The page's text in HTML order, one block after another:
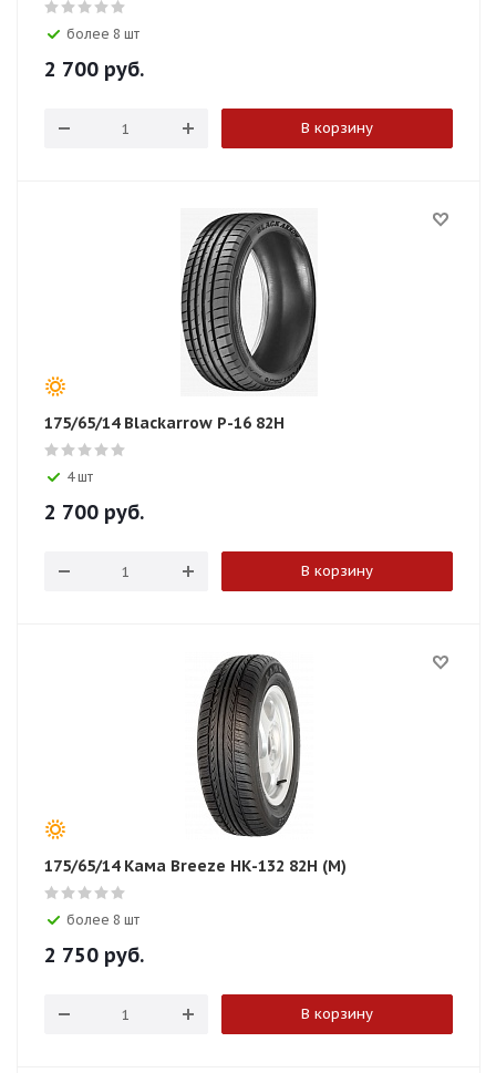
более 8 шт
2 700 руб.
В корзину
175/65/14 Blackarrow P-16 82H
4 шт
2 700 руб.
В корзину
175/65/14 Кама Breeze НК-132 82H (М)
более 8 шт
2 750 руб.
В корзину